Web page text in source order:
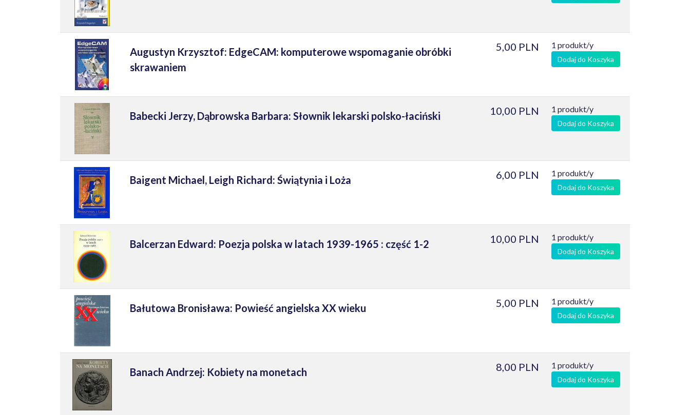
Augustyn Krzysztof: EdgeCAM: komputerowe wspomaganie obróbki
skrawaniem
5,00 PLN 1 produkt/y
Dodaj do Koszyka
Babecki Jerzy, Dąbrowska Barbara: Słownik lekarski polsko-łaciński 10,00 PLN 1 produkt/y
Dodaj do Koszyka
Baigent Michael, Leigh Richard: Świątynia i Loża 6,00 PLN 1 produkt/y
Dodaj do Koszyka
Balcerzan Edward: Poezja polska w latach 1939-1965 : część 1-2 10,00 PLN 1 produkt/y
Dodaj do Koszyka
Bałutowa Bronisława: Powieść angielska XX wieku 5,00 PLN 1 produkt/y
Dodaj do Koszyka
Banach Andrzej: Kobiety na monetach 8,00 PLN 1 produkt/y
Dodaj do Koszyka